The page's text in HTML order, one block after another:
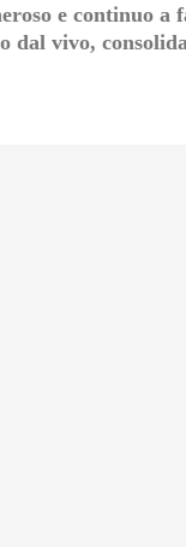
e continuo a
dal vivo,